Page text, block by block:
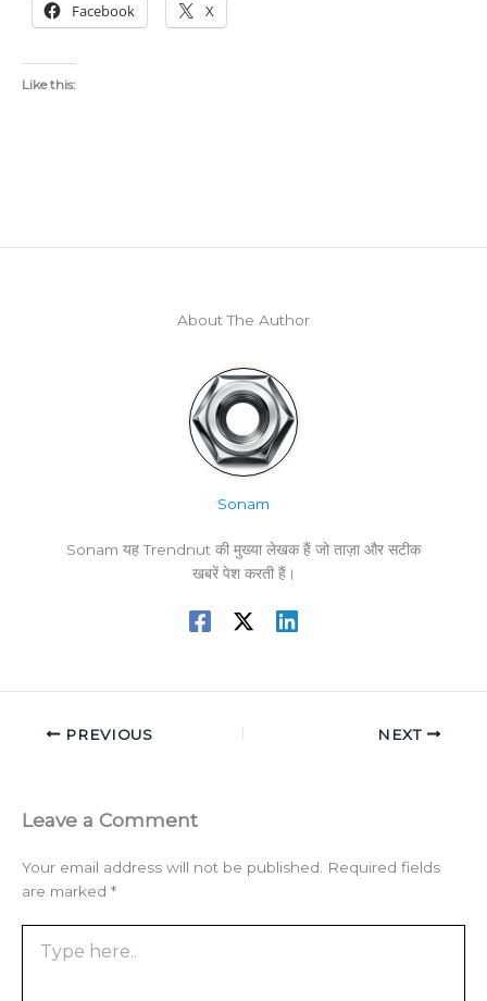
Facebook X
Like this:
About The Author
Sonam
Sonam यह Trendnut की मुख्या लेखक हैं जो ताज़ा और सटीक
खबरें पेश करती हैं।
PREVIOUS NEXT
Leave a Comment
Your email address will not be published.
Required fields
are marked *
here..